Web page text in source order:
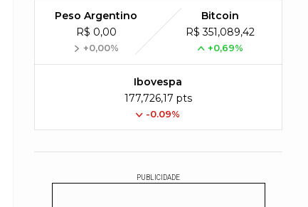
Peso Argentino
R$ 0,00
+0,00%
Bitcoin
R$ 351,089,42
+0,69%
Ibovespa
177,726,17 pts
-0.09%
PUBLICIDADE